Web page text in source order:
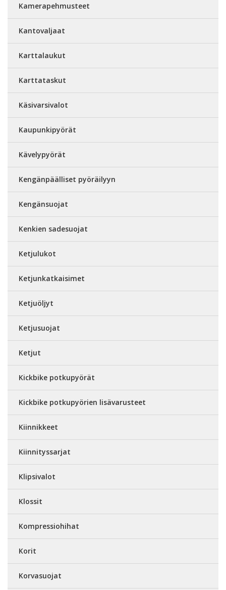
Kamerapehmusteet
Kantovaljaat
Karttalaukut
Karttataskut
Käsivarsivalot
Kaupunkipyörät
Kävelypyörät
Kengänpäälliset pyöräilyyn
Kengänsuojat
Kenkien sadesuojat
Ketjulukot
Ketjunkatkaisimet
Ketjuöljyt
Ketjusuojat
Ketjut
Kickbike potkupyörät
Kickbike potkupyörien lisävarusteet
Kiinnikkeet
Kiinnityssarjat
Klipsivalot
Klossit
Kompressiohihat
Korit
Korvasuojat